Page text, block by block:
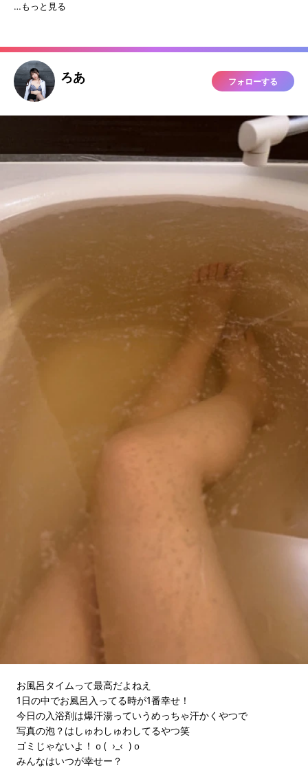
…もっと見る
ろあ フォローする
お風呂タイムって最高だよねえ
1日の中でお風呂入ってる時が1番幸せ！
今日の入浴剤は爆汗湯っていうめっちゃ汗かくやつで
写真の泡？はしゅわしゅわしてるやつ笑
ゴミじゃないよ！ｏ( ›_‹ )ｏ
みんなはいつが幸せー？